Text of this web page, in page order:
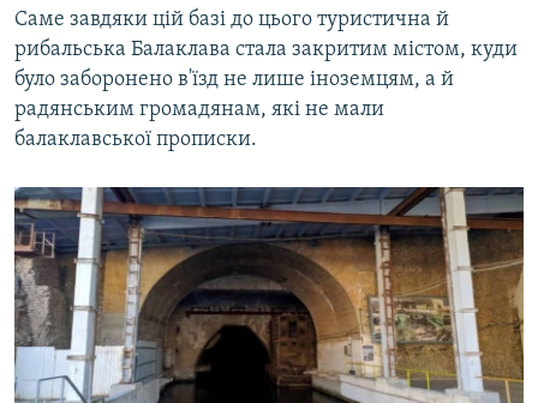
Саме завдяки цій базі до цього туристична й
рибальська Балаклава стала закритим містом, куди
було заборонено в'їзд не лише іноземцям, а й
радянським громадянам, які не мали
балаклавської прописки.